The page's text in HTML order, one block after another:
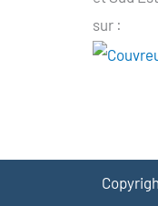
sur :